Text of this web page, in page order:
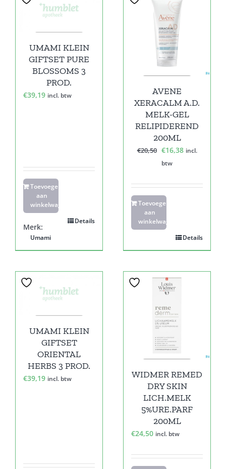
UMAMI KLEIN
GIFTSET PURE
BLOSSOMS 3
PROD.
€39,19 incl. btw
Toevoegen
aan
winkelwagen
Details
Merk:
Umami
AVENE
XERACALM A.D.
MELK-GEL
RELIPIDEREND
200ML
€20,50 Oorspronkelijke
prijs
€20,50.
€16,38Huidige
€16,38.
incl.
btw
Toevoegen
aan
winkelwagen
Details
UMAMI KLEIN
GIFTSET
ORIENTAL
HERBS 3 PROD.
€39,19 incl. btw
WIDMER REMED
DRY SKIN
LICH.MELK
5%URE.PARF
200ML
€24,50 incl. btw